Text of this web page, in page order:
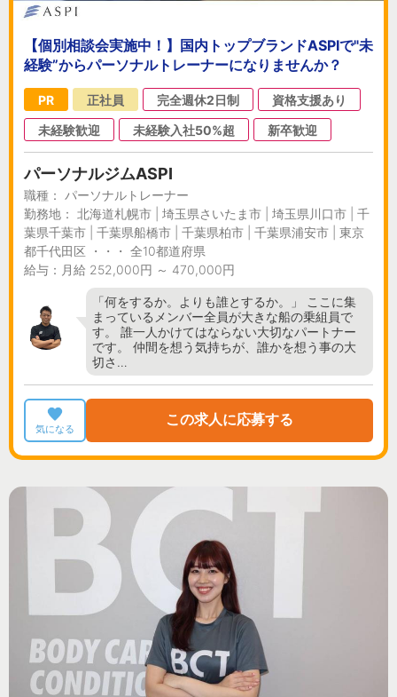
【個別相談会実施中！】国内トップブランドASPIで"未
経験”からパーソナルトレーナーになりませんか？
PR 正社員 完全週休2日制
資格支援あり
未経験歓迎
未経験入社50%超 新卒歓迎
パーソナルジムASPI
職種： パーソナルトレーナー
勤務地： 北海道札幌市 | 埼玉県さいたま市 | 埼玉県川口市 | 千
葉県千葉市 | 千葉県船橋市 | 千葉県柏市 | 千葉県浦安市 | 東京
都千代田区 ・・・ 全10都道府県
給与：月給 252,000円 ～ 470,000円
「何をするか。よりも誰とするか。」 ここに集
まっているメンバー全員が大きな船の乗組員で
す。 誰一人かけてはならない大切なパートナー
です。 仲間を想う気持ちが、誰かを想う事の大
切さ…
気になる
この求人に応募する